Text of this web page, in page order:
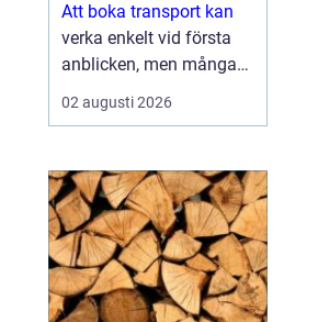
Att boka transport kan
verka enkelt vid första
anblicken, men många
upptäcker snabbt hur
mycket som faktiskt
Val av transportör, typ av
gods, tidsram och
försäkring spelar ...
02 augusti 2026